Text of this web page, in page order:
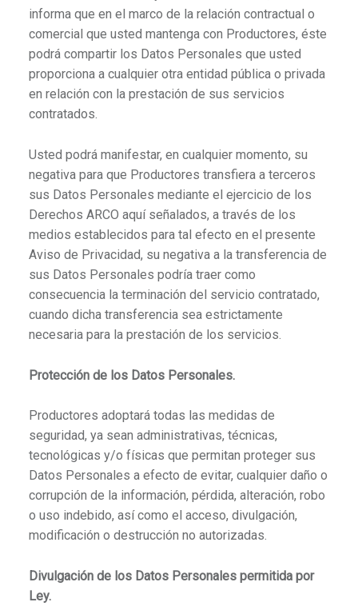
informa que en el marco de la relación contractual o
comercial que usted mantenga con Productores, éste
podrá compartir los Datos Personales que usted
proporciona a cualquier otra entidad pública o privada
en relación con la prestación de sus servicios
contratados.
Usted podrá manifestar, en cualquier momento, su
negativa para que Productores transfiera a terceros
sus Datos Personales mediante el ejercicio de los
Derechos ARCO aquí señalados, a través de los
medios establecidos para tal efecto en el presente
Aviso de Privacidad, su negativa a la transferencia de
sus Datos Personales podría traer como
consecuencia la terminación del servicio contratado,
cuando dicha transferencia sea estrictamente
necesaria para la prestación de los servicios.
Protección de los Datos Personales.
Productores adoptará todas las medidas de
seguridad, ya sean administrativas, técnicas,
tecnológicas y/o físicas que permitan proteger sus
Datos Personales a efecto de evitar, cualquier daño o
corrupción de la información, pérdida, alteración, robo
o uso indebido, así como el acceso, divulgación,
modificación o destrucción no autorizadas.
Divulgación de los Datos Personales permitida por
Ley.